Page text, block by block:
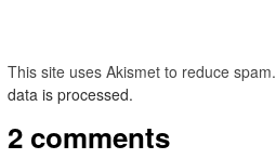
This site uses Akismet to reduce spam.
data is processed.
2 comments